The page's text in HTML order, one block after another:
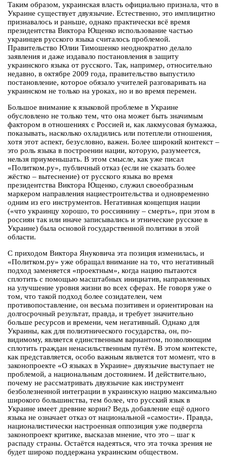
Таким образом, украинская власть официально признала, что в
Украине существует двуязычие. Естественно, это имплицитно
признавалось и раньше, однако практически всё время
президентства Виктора Ющенко использование частью
украинцев русского языка считалось проблемой.
Правительство Юлии Тимошенко неоднократно делало
заявления и даже издавало постановления в защиту
украинского языка от русского. Так, например, относительно
недавно, в октябре 2009 года, правительство выпустило
постановление, которое обязало учителей разговаривать на
украинском не только на уроках, но и во время перемен.
Большое внимание к языковой проблеме в Украине
обусловлено не только тем, что она может быть значимым
фактором в отношениях с Россией и, как лакмусовая бумажка,
показывать, насколько охладились или потеплели отношения,
хотя этот аспект, безусловно, важен. Более широкий контекст –
это роль языка в построении нации, которую, разумеется,
нельзя приуменьшать. В этом смысле, как уже писал
«Политком.ру», публичный отказ (если не сказать более
жёстко – вытеснение) от русского языка во время
президентства Виктора Ющенко, служил своеобразным
маркером направления нациестроительства и одновременно
одним из его инструментов. Негативная концепция нации
(«что украинцу хорошо, то россиянину – смерть», при этом в
россиян так или иначе записывались и этнические русские в
Украине) была основой государственной политики в этой
области.
С приходом Виктора Януковича эта позиция изменилась, и
«Политком.ру» уже обращал внимание на то, что негативный
подход заменяется «проектным», когда нацию пытаются
сплотить с помощью масштабных инициатив, направленных
на улучшение уровня жизни во всех сферах. Не говоря уже о
том, что такой подход более созидателен, чем
противопоставление, он весьма позитивен и ориентирован на
долгосрочный результат, правда, и требует значительно
больше ресурсов и времени, чем негативный. Однако для
Украины, как для полиэтнического государства, он, по-
видимому, является единственным вариантом, позволяющим
сплотить граждан ненасильственным путём. В этом контексте,
как представляется, особо важным является тот момент, что в
законопроекте «О языках в Украине» двуязычие выступает не
проблемой, а национальным достоянием. И действительно,
почему не рассматривать двуязычие как инструмент
безболезненной интеграции в украинскую нацию максимально
широкого большинства, тем более, что русский язык в
Украине имеет древние корни? Ведь добавление ещё одного
языка не означает отказ от национальной «самости». Правда,
националистически настроенная оппозиция уже подвергла
законопроект критике, высказав мнение, что это – шаг к
распаду страны. Остаётся надеяться, что эта точка зрения не
будет широко поддержана украинским обществом.